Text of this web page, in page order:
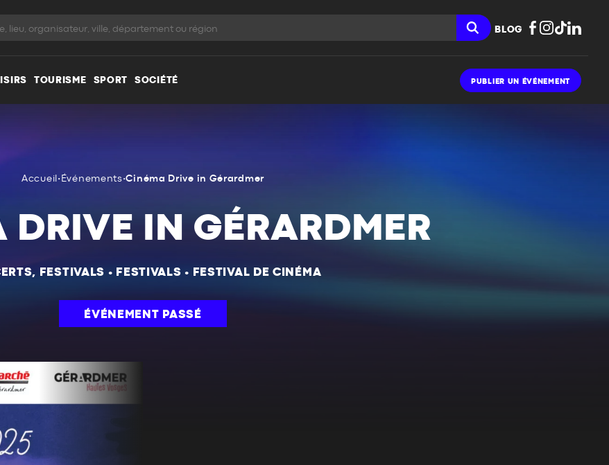
BLOG
TOURISME SPORT SOCIÉTÉ PUBLIER UN ÉVÉNEMENT
Accueil • Événements•Cinéma Drive in Gérardmer
DRIVE IN GÉRARDMER
FESTIVALS • FESTIVALS • FESTIVAL DE CINÉMA
ÉVÉNEMENT PASSÉ